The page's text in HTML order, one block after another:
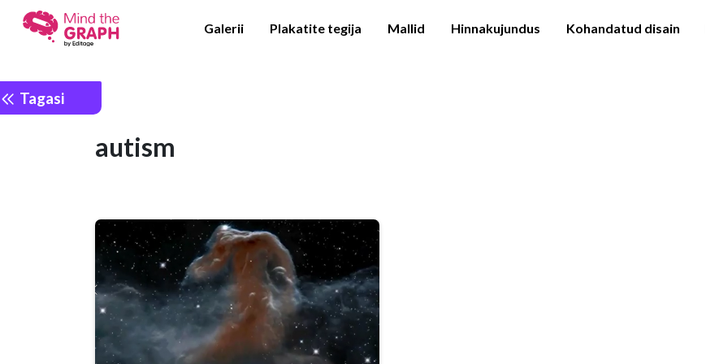
Galerii Plakatite tegija Mallid Hinnakujundus Kohandatud disain
Tagasi
autism